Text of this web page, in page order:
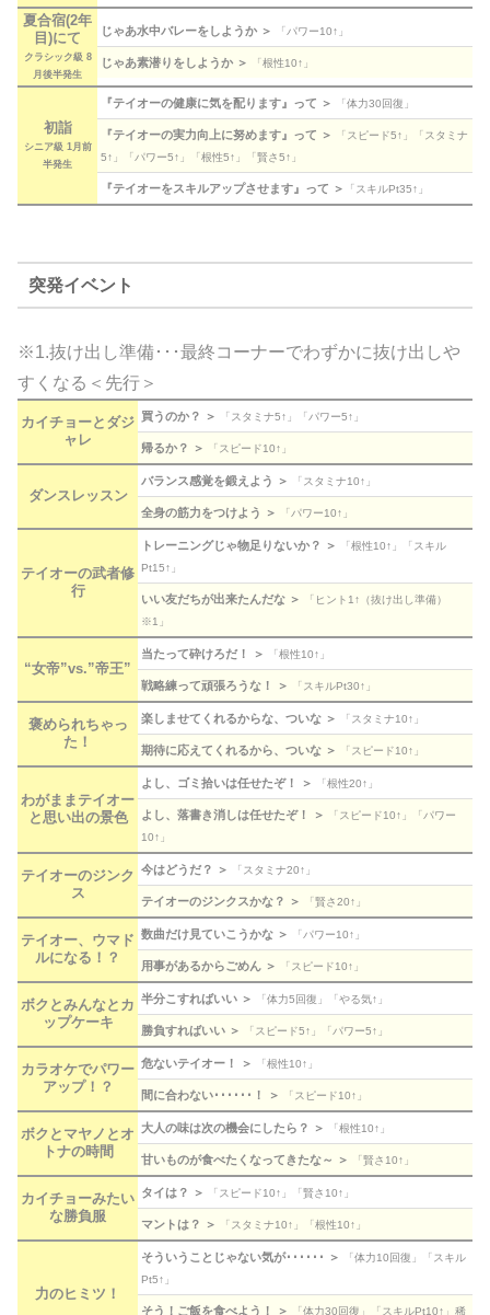
夏合宿(2年
目)にて
クラシック級 8
月後半発生
じゃあ水中バレーをしようか ＞ 「パワー10↑」
じゃあ素潜りをしようか ＞ 「根性10↑」
初詣
シニア級 1月前
半発生
『テイオーの健康に気を配ります』って ＞ 「体力30回復」
『テイオーの実力向上に努めます』って ＞
「スピード5↑」「スタミナ
5↑」「パワー5↑」「根性5↑」「賢さ5↑」
『テイオーをスキルアップさせます』って ＞ 「スキルPt35↑」
突発イベント
※1.抜け出し準備･･･最終コーナーでわずかに抜け出しや
すくなる＜先行＞
カイチョーとダジ
ャレ
買うのか？ ＞ 「スタミナ5↑」「パワー5↑」
帰るか？ ＞ 「スピード10↑」
ダンスレッスン
バランス感覚を鍛えよう ＞ 「スタミナ10↑」
全身の筋力をつけよう ＞ 「パワー10↑」
テイオーの武者修
行
トレーニングじゃ物足りないか？ ＞
「根性10↑」「スキル
Pt15↑」
いい友だちが出来たんだな ＞
「ヒント1↑（抜け出し準備）
※1」
“女帝”vs.”帝王”
当たって砕けろだ！ ＞ 「根性10↑」
戦略練って頑張ろうな！ ＞ 「スキルPt30↑」
褒められちゃっ
た！
楽しませてくれるからな、ついな ＞ 「スタミナ10↑」
期待に応えてくれるから、ついな ＞ 「スピード10↑」
わがままテイオー
と思い出の景色
よし、ゴミ拾いは任せたぞ！ ＞ 「根性20↑」
よし、落書き消しは任せたぞ！ ＞
「スピード10↑」「パワー
10↑」
テイオーのジンク
ス
今はどうだ？ ＞ 「スタミナ20↑」
テイオーのジンクスかな？ ＞ 「賢さ20↑」
テイオー、ウマド
ルになる！？
数曲だけ見ていこうかな ＞ 「パワー10↑」
用事があるからごめん ＞ 「スピード10↑」
ボクとみんなとカ
ップケーキ
半分こすればいい ＞ 「体力5回復」「やる気↑」
勝負すればいい ＞ 「スピード5↑」「パワー5↑」
カラオケでパワー
アップ！？
危ないテイオー！ ＞ 「根性10↑」
間に合わない･･････！ ＞ 「スピード10↑」
ボクとマヤノとオ
トナの時間
大人の味は次の機会にしたら？ ＞ 「根性10↑」
甘いものが食べたくなってきたな～ ＞ 「賢さ10↑」
カイチョーみたい
な勝負服
タイは？ ＞ 「スピード10↑」「賢さ10↑」
マントは？ ＞ 「スタミナ10↑」「根性10↑」
力のヒミツ！
そういうことじゃない気が･･････ ＞
「体力10回復」「スキル
Pt5↑」
そう！ご飯を食べよう！ ＞ 「体力30回復」「スキルPt10↑」稀